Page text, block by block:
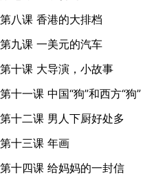
第八课 香港的大排档
第九课 一美元的汽车
第十课 大导演，小故事
第十一课 中国“狗”和西方“狗”
第十二课 男人下厨好处多
第十三课 年画
第十四课 给妈妈的一封信